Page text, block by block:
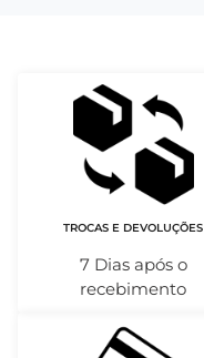
TROCAS E DEVOLUÇÕES
7 Dias após o
recebimento